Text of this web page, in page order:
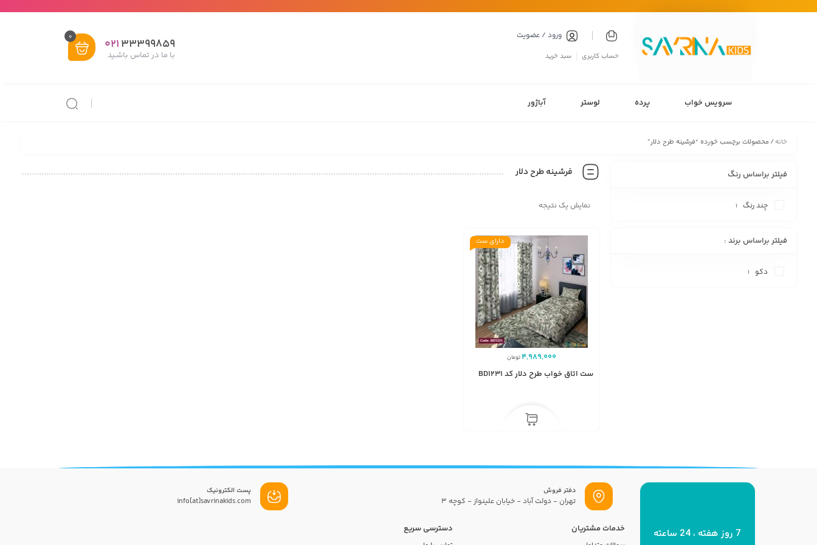
ورود / عضویت
حساب کاربری سبد خرید
33399859
021
با ما در تماس باشـید
0
سرویس خواب پرده لوستر آباژور
خانه/ محصولات برچسب خورده “فرشینه طرح دلار”
فرشینه طرح دلار
نمایش یک نتیجه
دارای ست
4,989,000تومان
ست اتاق خواب طرح دلار کد BD1231
فیلتر براساس رنگ
چند رنگ 1
فیلتر براساس برند :
دکو 1
دفتر فروش
تهران - دولت آباد - خیابان علینواز - کوچه 3
پست الکترونیک
info[at]savrinakids.com
7 روز هفته ، 24 ساعته
خدمات مشتریان دسترسی سریع